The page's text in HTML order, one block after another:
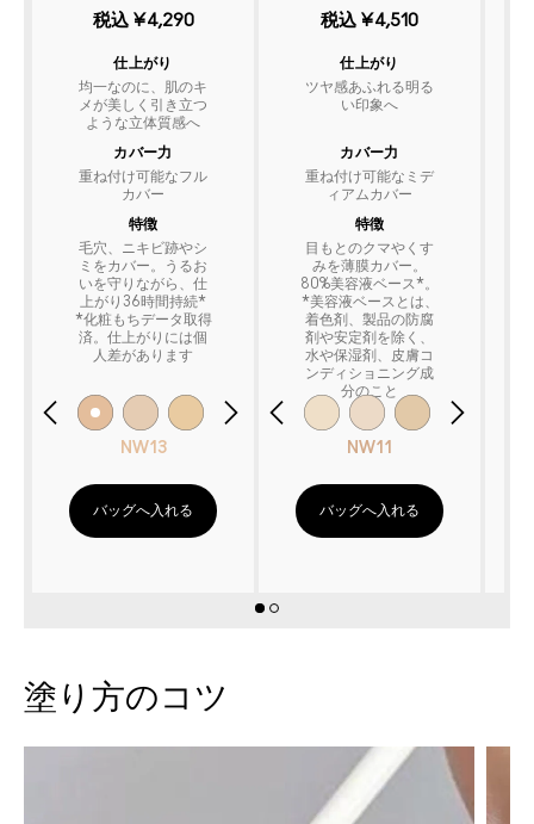
税込 ¥4,290
仕上がり
均一なのに、肌のキ
メが美しく引き立つ
ような立体質感へ
カバー力
重ね付け可能なフル
カバー
特徴
毛穴、ニキビ跡やシ
ミをカバー。うるお
いを守りながら、仕
上がり36時間持続*
*化粧もちデータ取得
済。仕上がりには個
人差があります
NW13
バッグへ入れる
税込 ¥4,510
仕上がり
ツヤ感あふれる明る
い印象へ
カバー力
重ね付け可能なミデ
ィアムカバー
特徴
目もとのクマやくす
みを薄膜カバー。
80%美容液ベース*。
*美容液ベースとは、
着色剤、製品の防腐
剤や安定剤を除く、
水や保湿剤、皮膚コ
ンディショニング成
分のこと
NW11
バッグへ入れる
塗り方のコツ